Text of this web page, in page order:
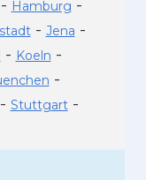
- Hamburg -
- Jena -
- Koeln -
-
Stuttgart-